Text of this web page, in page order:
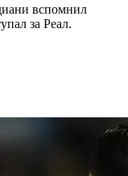
вспомнил
за Реал.